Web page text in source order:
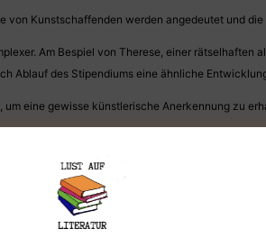
Kunstschaffenden werden angedeutet und
Am Bespiel von Therese, einer rätselhaften
des Stipendiums eine ähnliche
eine gewisse künstlerische Anerkennung zu
hat, das es offen bleibt, was gute Kunst
hat. Ich hoffe meine kleine Vorstellung hat
Weg in meinen Briefkasten gefunden hat.